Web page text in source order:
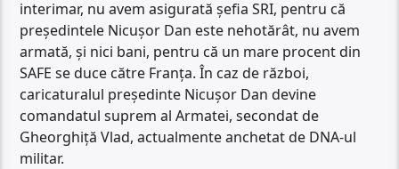
interimar, nu avem asigurată șefia SRI, pentru că
președintele Nicușor Dan este nehotărât, nu avem
armată, și nici bani, pentru că un mare procent din
SAFE se duce către Franța. În caz de război,
caricaturalul președinte Nicușor Dan devine
comandatul suprem al Armatei, secondat de
Gheorghiță Vlad, actualmente anchetat de DNA-ul
militar.